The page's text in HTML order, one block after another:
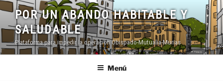
Saltar
contenido
POR UN ABANDO HABITABLE Y
SALUDABLE
Plataforma para impedir la operación Obispado-Mutualia-Murias
Menú